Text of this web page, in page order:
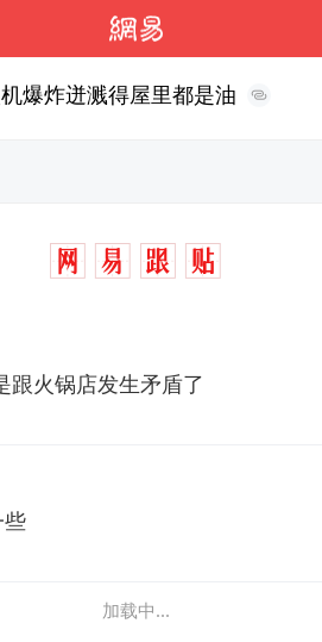
爆炸迸溅得屋里都是油
跟火锅店发生矛盾了
加载中...